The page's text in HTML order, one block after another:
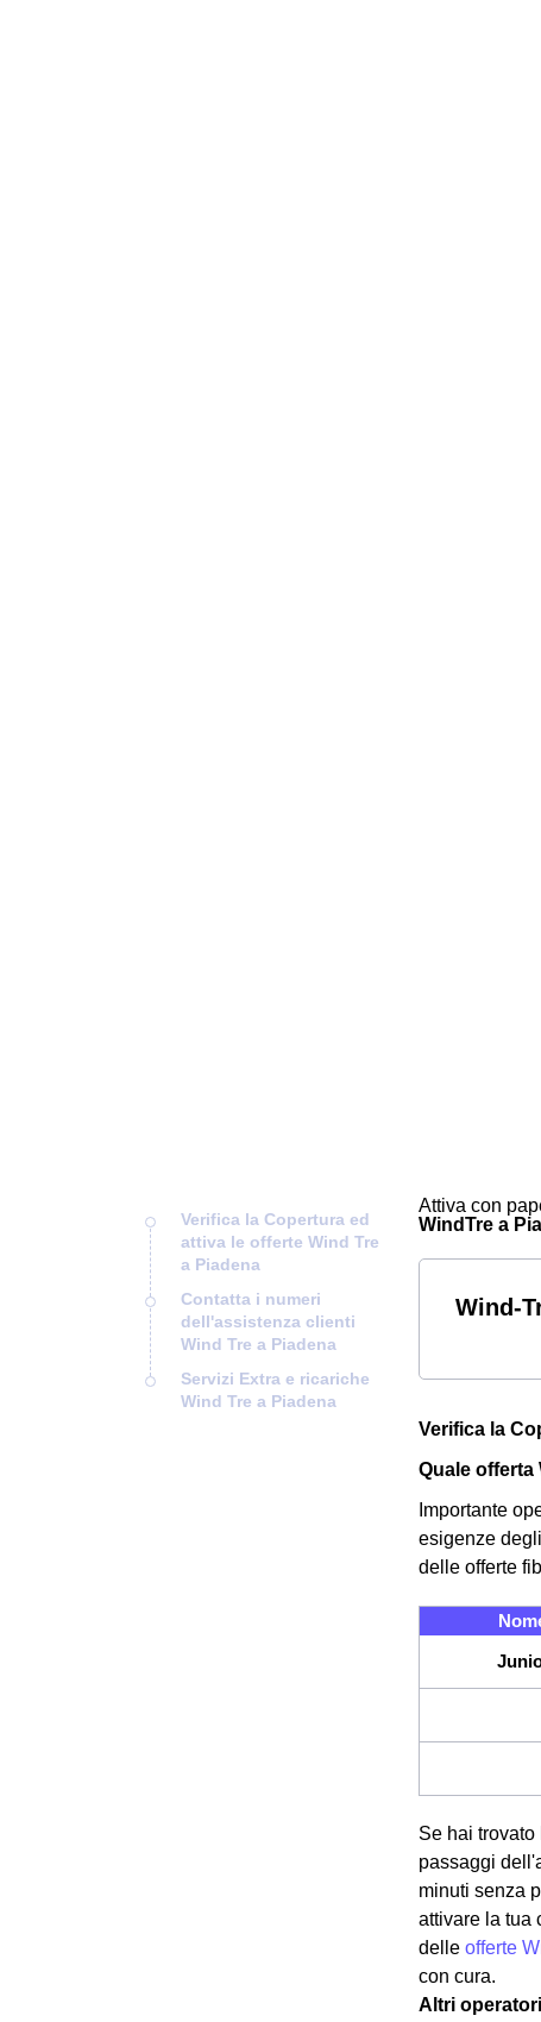
Verifica la Copertura ed
attiva le offerte Wind Tre
a Piadena
Contatta i numeri
dell'assistenza clienti
Wind Tre a Piadena
Servizi Extra e ricariche
Wind Tre a Piadena
Attiva con
WindTre a
Wind-
Verifica la
Quale offerta
Importante
esigenze
delle offerte
Se hai
passaggi
minuti senza
attivare la tua
delle offerte
con cura.
Altri